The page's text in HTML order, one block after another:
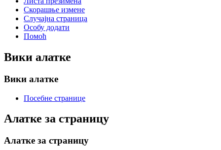
Скорашње измене
Случајна страница
Особу додати
Помоћ
Вики алатке
Вики алатке
Посебне странице
Алатке за страницу
Алатке за страницу